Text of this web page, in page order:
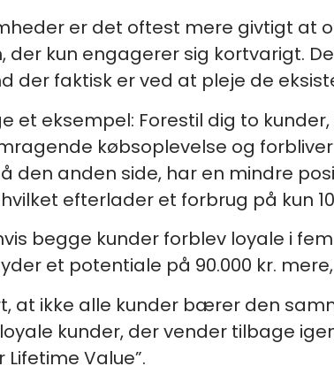
er det oftest mere givtigt at
der kun engagerer sig kortvarigt.
der faktisk er ved at pleje de
et eksempel: Forestil dig to
købsoplevelse og
den anden side, har en mindre
efterlader et forbrug på kun
begge kunder forblev loyale i
et potentiale på 90.000 kr.
at ikke alle kunder bærer den
kunder, der vender tilbage
Lifetime Value”.